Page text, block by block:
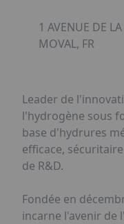
1 AVENUE DE
MOVAL, FR
Leader de
l'hydrogène sous
base d'hydrures
efficace,
de R&D.
Fondée en
incarne l'avenir de